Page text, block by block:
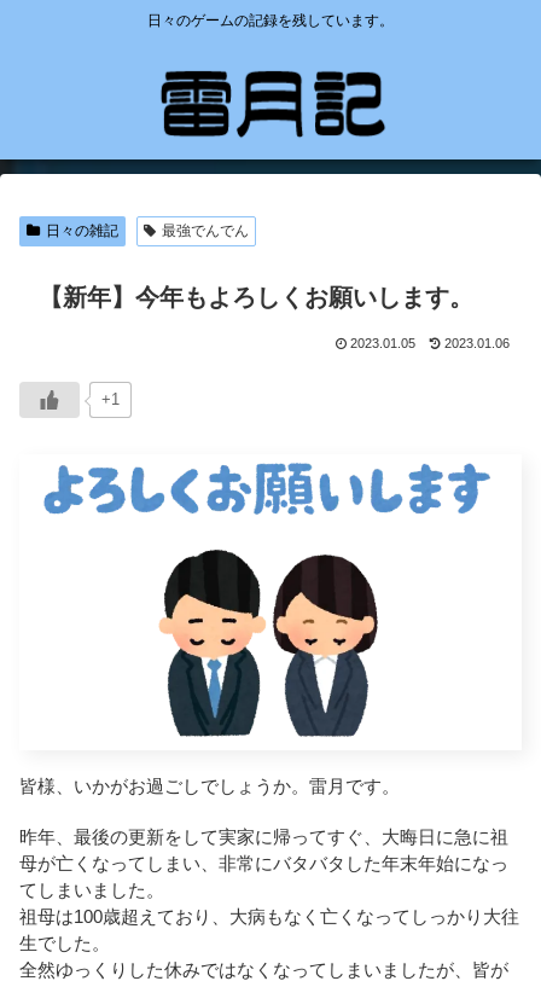
日々のゲームの記録を残しています。
日々の雑記 最強でんでん
【新年】今年もよろしくお願いします。
2023.01.05 2023.01.06
+1
皆様、いかがお過ごしでしょうか。雷月です。
昨年、最後の更新をして実家に帰ってすぐ、大晦日に急に祖
母が亡くなってしまい、非常にバタバタした年末年始になっ
てしまいました。
祖母は100歳超えており、大病もなく亡くなってしっかり大往
生でした。
全然ゆっくりした休みではなくなってしまいましたが、皆が